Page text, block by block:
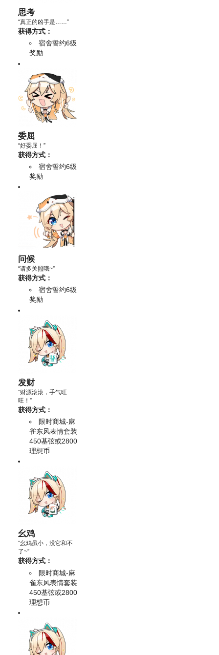
思考
“真正的凶手是……”
获得方式：
宿舍誓约6级
奖励
委屈
“好委屈！”
获得方式：
宿舍誓约6级
奖励
问候
“请多关照哦~”
获得方式：
宿舍誓约6级
奖励
发财
“财源滚滚，手气旺
旺！”
获得方式：
限时商城-麻
雀东风表情套装
450基弦或2800
理想币
幺鸡
“幺鸡虽小，没它和不
了~”
获得方式：
限时商城-麻
雀东风表情套装
450基弦或2800
理想币